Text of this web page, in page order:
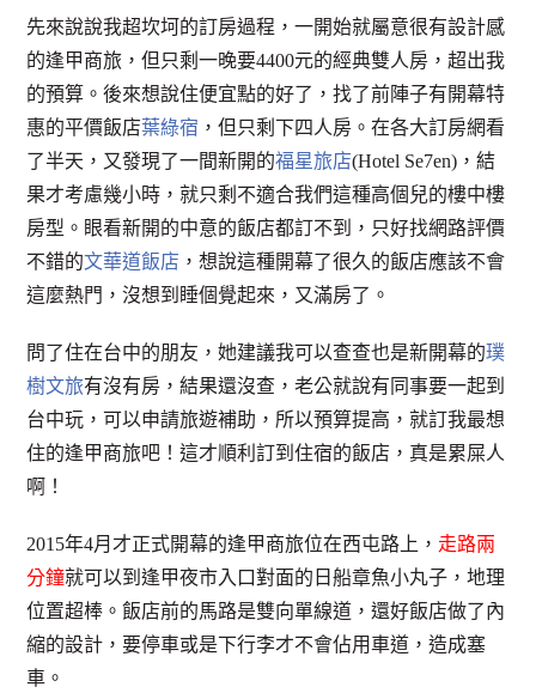
先來說說我超坎坷的訂房過程，一開始就屬意很有設計感
的逢甲商旅，但只剩一晚要4400元的經典雙人房，超出我
的預算。後來想說住便宜點的好了，找了前陣子有開幕特
惠的平價飯店葉綠宿 ，但只剩下四人房。在各大訂房網看
了半天，又發現了一間新開的福星旅店(Hotel Se7en)，結
果才考慮幾小時，就只剩不適合我們這種高個兒的樓中樓
房型。眼看新開的中意的飯店都訂不到，只好找網路評價
不錯的文華道飯店 ，想說這種開幕了很久的飯店應該不會
這麼熱門，沒想到睡個覺起來，又滿房了。
問了住在台中的朋友，她建議我可以查查也是新開幕的璞
樹文旅有沒有房，結果還沒查，老公就說有同事要一起到
台中玩，可以申請旅遊補助，所以預算提高，就訂我最想
住的逢甲商旅吧！這才順利訂到住宿的飯店，真是累屎人
啊！
2015年4月才正式開幕的逢甲商旅位在西屯路上， 走路兩
分鐘就可以到逢甲夜市入口對面的日船章魚小丸子，地理
位置超棒。飯店前的馬路是雙向單線道，還好飯店做了內
縮的設計，要停車或是下行李才不會佔用車道，造成塞
車。